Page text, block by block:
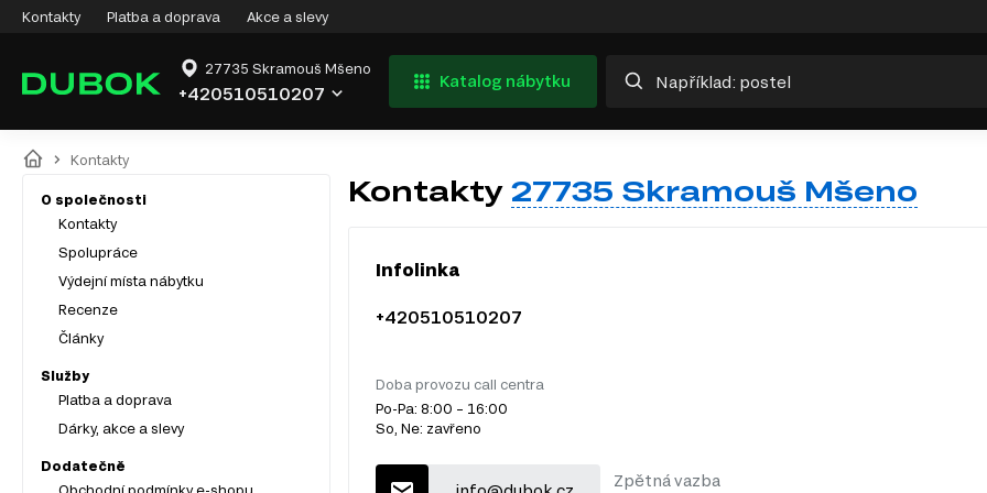
Kontakty Platba a doprava Akce a slevy
27735 Skramouš Mšeno
+420510510207
Katalog nábytku
Kontakty
O společnosti
Kontakty
Spolupráce
Výdejní místa nábytku
Recenze
Články
Služby
Platba a doprava
Dárky, akce a slevy
Dodatečně
Obchodní podmínky e-shopu
Kontakty 27735 Skramouš Mšeno
Infolinka
+420510510207
Doba provozu call centra
Po-Pa: 8:00 – 16:00
So, Ne: zavřeno
Zpětná vazba